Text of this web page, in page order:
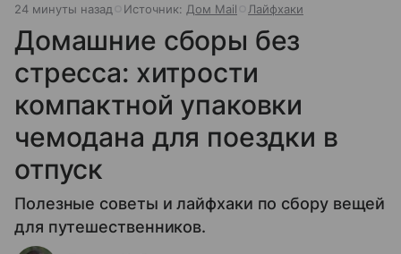
24 минуты назад Источник: Дом Mail Лайфхаки
Домашние сборы без
стресса: хитрости
компактной упаковки
чемодана для поездки в
отпуск
Полезные советы и лайфхаки по сбору вещей
для путешественников.